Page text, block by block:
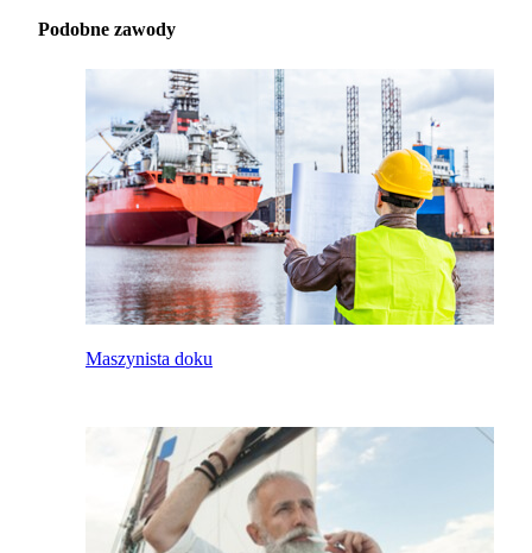
Podobne zawody
Maszynista doku